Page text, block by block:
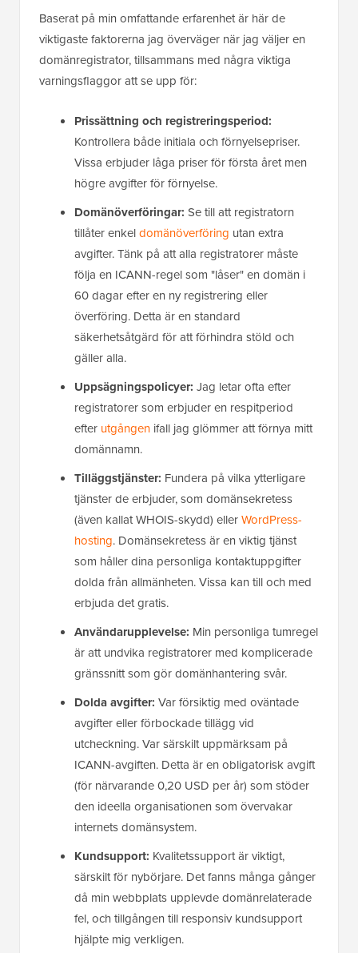
Baserat på min omfattande erfarenhet är här de
viktigaste faktorerna jag överväger när jag väljer en
domänregistrator, tillsammans med några viktiga
varningsflaggor att se upp för:
Prissättning och registreringsperiod:
Kontrollera både initiala och förnyelsepriser.
Vissa erbjuder låga priser för första året men
högre avgifter för förnyelse.
Domänöverföringar: Se till att registratorn
tillåter enkeldomänöverföring utan extra
avgifter. Tänk på att alla registratorer måste
följa en ICANN-regel som "låser" en domän i
60 dagar efter en ny registrering eller
överföring. Detta är en standard
säkerhetsåtgärd för att förhindra stöld och
gäller alla.
Uppsägningspolicyer: Jag letar ofta efter
registratorer som erbjuder en respitperiod
efter utgången ifall jag glömmer att förnya mitt
domännamn.
Tilläggstjänster: Fundera på vilka ytterligare
tjänster de erbjuder, som domänsekretess
(även kallat WHOIS-skydd) ellerWordPress-
hosting. Domänsekretess är en viktig tjänst
som håller dina personliga kontaktuppgifter
dolda från allmänheten. Vissa kan till och med
erbjuda det gratis.
Användarupplevelse: Min personliga tumregel
är att undvika registratorer med komplicerade
gränssnitt som gör domänhantering svår.
Dolda avgifter: Var försiktig med oväntade
avgifter eller förbockade tillägg vid
utcheckning. Var särskilt uppmärksam på
ICANN-avgiften. Detta är en obligatorisk avgift
(för närvarande 0,20 USD per år) som stöder
den ideella organisationen som övervakar
internets domänsystem.
Kundsupport: Kvalitetssupport är viktigt,
särskilt för nybörjare. Det fanns många gånger
då min webbplats upplevde domänrelaterade
fel, och tillgången till responsiv kundsupport
hjälpte mig verkligen.